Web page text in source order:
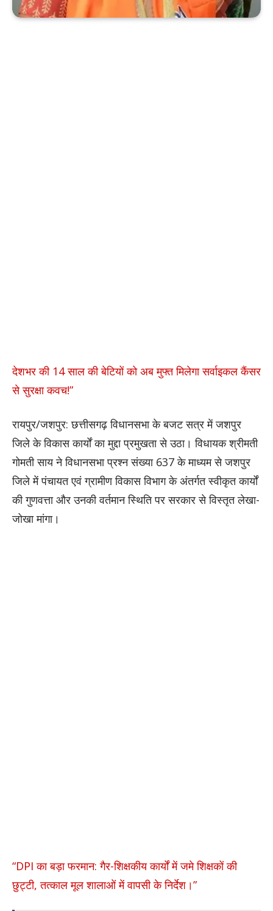
देशभर की 14 साल की बेटियों को अब मुफ्त मिलेगा सर्वाइकल कैंसर
से सुरक्षा कवच!”
​रायपुर/जशपुर: छत्तीसगढ़ विधानसभा के बजट सत्र में जशपुर
जिले के विकास कार्यों का मुद्दा प्रमुखता से उठा। विधायक श्रीमती
गोमती साय ने विधानसभा प्रश्न संख्या 637 के माध्यम से जशपुर
जिले में पंचायत एवं ग्रामीण विकास विभाग के अंतर्गत स्वीकृत कार्यों
की गुणवत्ता और उनकी वर्तमान स्थिति पर सरकार से विस्तृत लेखा-
जोखा मांगा।
“DPI का बड़ा फरमान: गैर-शिक्षकीय कार्यों में जमे शिक्षकों की
छुट्टी, तत्काल मूल शालाओं में वापसी के निर्देश।”